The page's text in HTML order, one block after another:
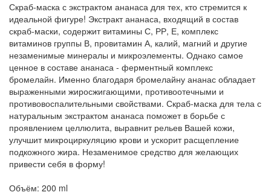
Скраб-маска с экстрактом ананаса для тех, кто стремится к
идеальной фигуре! Экстракт ананаса, входящий в состав
скраб-маски, содержит витамины С, РР, Е, комплекс
витаминов группы В, провитамин А, калий, магний и другие
незаменимые минералы и микроэлементы. Однако самое
ценное в составе ананаса - ферментный комплекс
бромелайн. Именно благодаря бромелайну ананас обладает
выраженными жиросжигающими, противоотечными и
противовоспалительными свойствами. Скраб-маска для тела с
натуральным экстрактом ананаса поможет в борьбе с
проявлением целлюлита, выравнит рельев Вашей кожи,
улучшит микроциркуляцию крови и ускорит расщепление
подкожного жира. Незаменимое средство для желающих
привести себя в форму!
Объём: 200 ml